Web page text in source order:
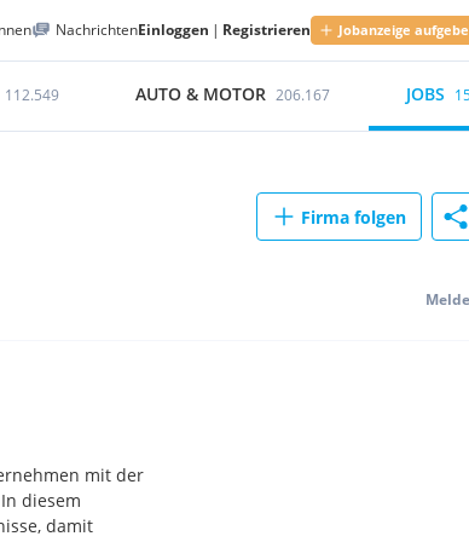
NachrichtenEinloggen | Registrieren Jobanzeige
112.549 AUTO & MOTOR 206.167 JOBS
Firma folgen
mit der
diesem
damit